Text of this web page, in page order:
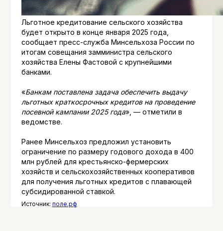
Льготное кредитование сельского хозяйства
будет открыто в конце января 2025 года,
сообщает пресс-служба Минсельхоза России по
итогам совещания замминистра сельского
хозяйства Елены Фастовой с крупнейшими
банками.
«Банкам поставлена задача обеспечить выдачу
льготных краткосрочных кредитов на проведение
посевной кампании 2025 года», — отметили в
ведомстве.
Ранее Минсельхоз предложил установить
ограничение по размеру годового дохода в 400
млн рублей для крестьянско-фермерских
хозяйств и сельскохозяйственных кооперативов
для получения льготных кредитов с плавающей
субсидированной ставкой.
Источник: поле.рф